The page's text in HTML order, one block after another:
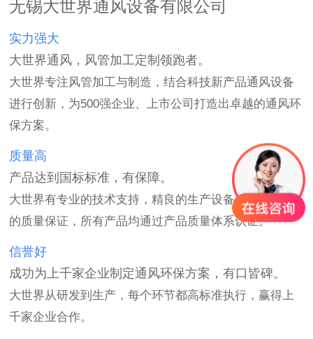
无锡大世界通风设备有限公司
实力强大
大世界通风，风管加工定制领跑者。
大世界专注风管加工与制造，结合科技新产品通风设备
进行创新，为500强企业、上市公司打造出卓越的通风环
保方案。
质量高
产品达到国标标准，有保障。
大世界有专业的技术支持，精良的生产设备，都是产品
的质量保证，所有产品均通过产品质量体系认证。
信誉好
成功为上千家企业制定通风环保方案，有口皆碑。
大世界从研发到生产，每个环节都高标准执行，赢得上
千家企业合作。